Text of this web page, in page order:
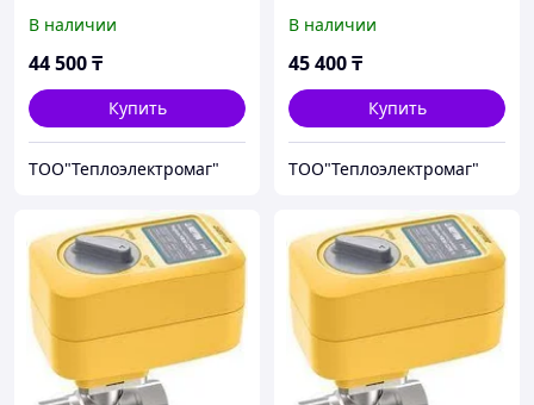
В наличии
44 500₸
Купить
ТОО"Теплоэлектромаг"
В наличии
45 400₸
Купить
ТОО"Теплоэлектромаг"